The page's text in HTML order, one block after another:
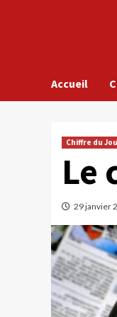
Accueil
Chiffre du
Le
29 janvier